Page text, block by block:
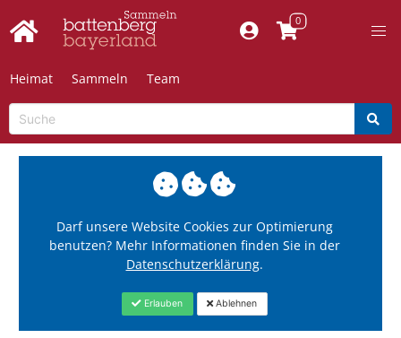
Heimat Sammeln Team
Darf unsere Website Cookies zur Optimierung
benutzen? Mehr Informationen finden Sie in der
Datenschutzerklärung.
Erlauben Ablehnen